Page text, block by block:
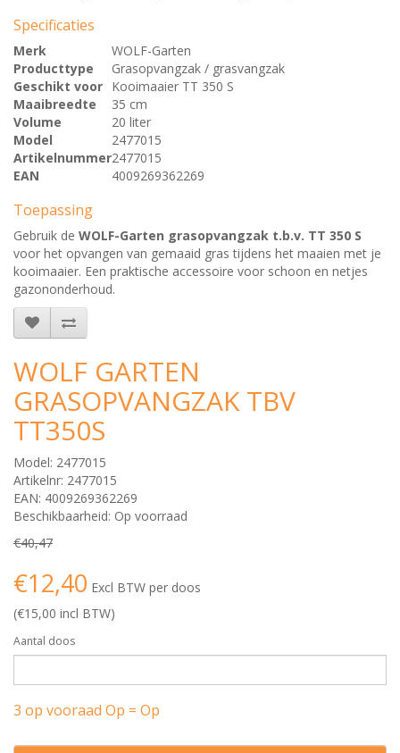
Specificaties
Merk
WOLF-Garten
Producttype
Grasopvangzak / grasvangzak
Geschikt voor Kooimaaier TT 350 S
Maaibreedte
35 cm
Volume
20 liter
Model
2477015
Artikelnummer2477015
EAN
4009269362269
Toepassing
Gebruik de WOLF-Garten grasopvangzak t.b.v. TT 350 S
voor het opvangen van gemaaid gras tijdens het maaien met je
kooimaaier. Een praktische accessoire voor schoon en netjes
gazononderhoud.
WOLF GARTEN
GRASOPVANGZAK TBV
TT350S
Model: 2477015
Artikelnr: 2477015
EAN: 4009269362269
Beschikbaarheid: Op voorraad
€40,47
€12,40 Excl BTW per doos
(€15,00 incl BTW)
Aantal doos
3 op vooraad Op = Op